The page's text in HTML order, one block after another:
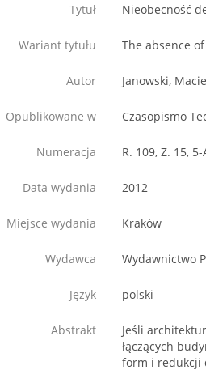
Tytuł Nieobecność
Wariant tytułu The absence
Autor Janowski,
Opublikowane w Czasopismo
Numeracja R. 109, Z. 15, 5-
Data wydania 2012
Miejsce wydania Kraków
Wydawca Wydawnictwo
Język polski
Abstrakt
Jeśli
łączących
form i redukcji